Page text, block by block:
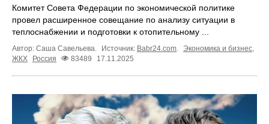
Комитет Совета Федерации по экономической политике
провел расширенное совещание по анализу ситуации в
теплоснабжении и подготовки к отопительному ...
Автор: Саша Савельева. Источник: Babr24.com. Экономика и бизнес,
ЖКХ
Россия 83489 17.11.2025